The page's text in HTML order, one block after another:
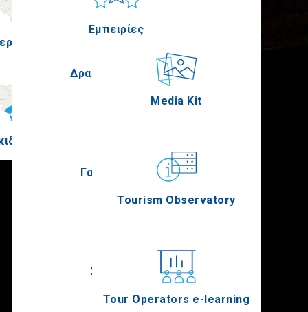
Δραστηριότητες
Γαστρονομία
Συνέδρια
Media Kit
Tourism Observatory
Tour Operators e-learning
Εμπειρίες